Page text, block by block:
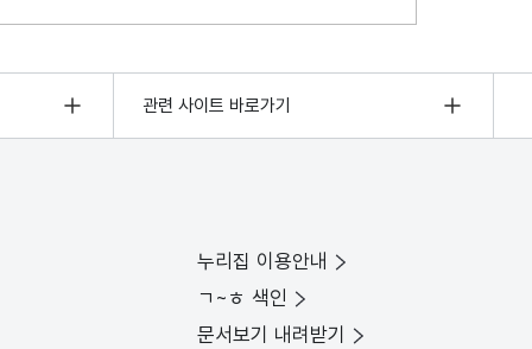
관련 사이트 바로가기
누리집 이용안내
ㄱ~ㅎ 색인
문서보기 내려받기